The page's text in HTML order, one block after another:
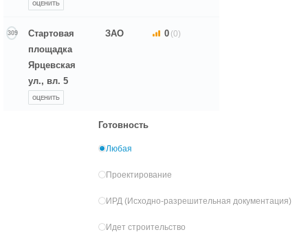
ОЦЕНИТЬ
309
Стартовая
площадка
Ярцевская
ул., вл. 5
ОЦЕНИТЬ
ЗАО 0 (0)
Готовность
Любая
Проектирование
ИРД (Исходно-разрешительная документация)
Идет строительство